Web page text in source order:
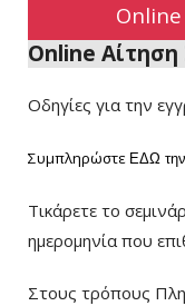
Online
Οδηγίες για την
Συμπληρώστε ΕΔΩ
Τικάρετε το
ημερομηνία που
Στους τρόπους